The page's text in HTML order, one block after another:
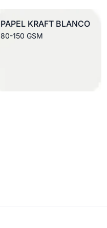
PAPEL KRAFT BLANCO
80-150 GSM